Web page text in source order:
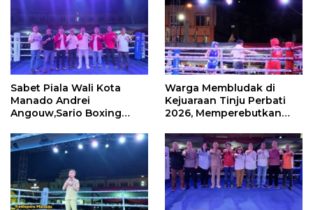
Sabet Piala Wali Kota
Manado Andrei
Angouw,Sario Boxing
Perbati 2026
Warga Membludak di
Kejuaraan Tinju Perbati
2026, Memperebutkan